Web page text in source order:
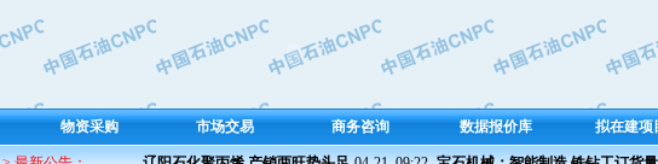
物资采购 市场交易 商务咨询 数据报价库 拟在建项